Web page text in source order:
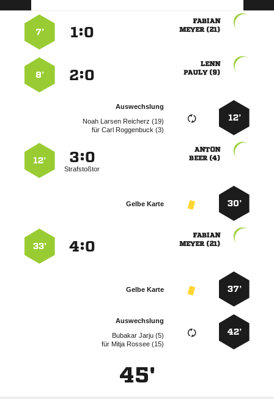

 
:
7’

 
:
8’
12’
Auswechslung
   
für  

 
:
Strafstoßtor
12’
30’
Gelbe Karte

 
:
33’
37’
Gelbe Karte
42’
Auswechslung
  
für   
45'